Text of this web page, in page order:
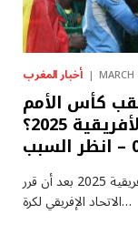
أخبار المغرب
كأس الأمم
الأفريقية 2025؟ CAF يمنح المغرب الفوز
تم تجريد السنغال من لقب كأس الأمم الأفريقية 2025 بعد أن قرر
الاتحاد الإفريقي لكرة…